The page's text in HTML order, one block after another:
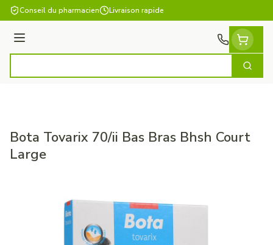
Aller au contenu
Conseil du pharmacien Livraison rapide
Menu
Bota Tovarix 70/ii Bas Bras Bhsh Court
Large